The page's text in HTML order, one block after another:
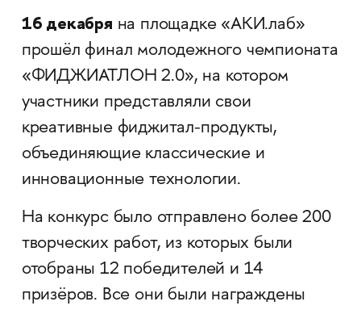
16 декабря на площадке «АКИ.лаб»
прошёл финал молодежного чемпионата
«ФИДЖИАТЛОН 2.0», на котором
участники представляли свои
креативные фиджитал-продукты,
объединяющие классические и
инновационные технологии.
На конкурс было отправлено более 200
творческих работ, из которых были
отобраны 12 победителей и 14
призёров. Все они были награждены